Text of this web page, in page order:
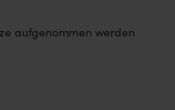
aufgenommen werden